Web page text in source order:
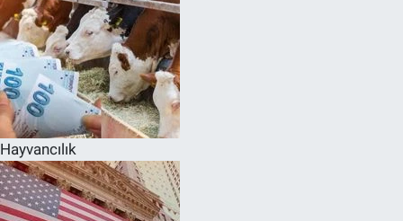
Hayvancılık